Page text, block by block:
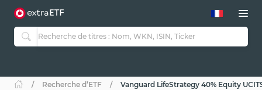
Recherche d’ETF Vanguard LifeStrategy 40% Equity